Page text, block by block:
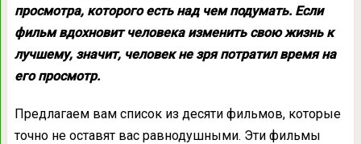
просмотра, которого есть над чем подумать. Если
фильм вдохновит человека изменить свою жизнь к
лучшему, значит, человек не зря потратил время на
его просмотр.
Предлагаем вам список из десяти фильмов, которые
точно не оставят вас равнодушными. Эти фильмы